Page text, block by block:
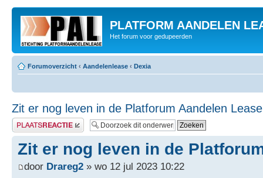
PLATFORM AANDELEN
Het forum voor gedupeerden
Forumoverzicht ‹ Aandelenlease ‹ Dexia
Zit er nog leven in de Platforum Aandelen
Plaats een reactie
Zit er nog leven in de
door Drareg2 » wo 12 jul 2023 10:22